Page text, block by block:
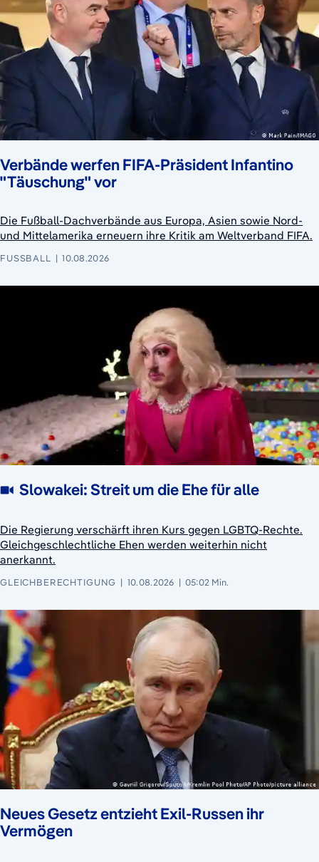
Verbände werfen FIFA-Präsident Infantino
"Täuschung" vor
Die Fußball-Dachverbände aus Europa, Asien sowie Nord-
und Mittelamerika erneuern ihre Kritik am Weltverband FIFA.
FUSSBALL 10.08.2026
Slowakei: Streit um die Ehe für alle
Die Regierung verschärft ihren Kurs gegen LGBTQ-Rechte.
Gleichgeschlechtliche Ehen werden weiterhin nicht
anerkannt.
GLEICHBERECHTIGUNG 10.08.2026 05:02 Min.
Neues Gesetz entzieht Exil-Russen ihr
Vermögen